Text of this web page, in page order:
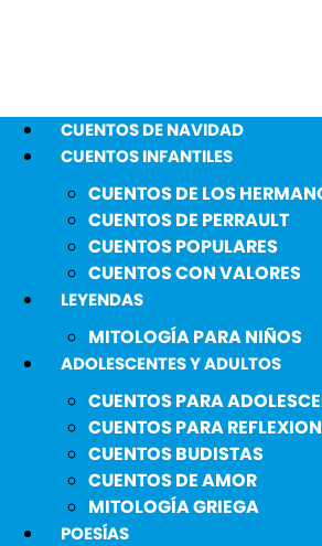
CUENTOS DE NAVIDAD
CUENTOS INFANTILES
CUENTOS DE LOS
CUENTOS DE PERRAULT
CUENTOS POPULARES
CUENTOS CON VALORES
LEYENDAS
MITOLOGÍA PARA NIÑOS
ADOLESCENTES Y ADULTOS
CUENTOS PARA
CUENTOS PARA
CUENTOS BUDISTAS
CUENTOS DE AMOR
MITOLOGÍA GRIEGA
POESÍAS